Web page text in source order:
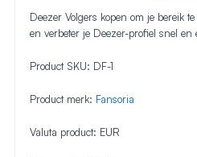
Deezer Volgers kopen om je bereik
en verbeter je Deezer-profiel snel en
Product SKU: DF-1
Product merk: Fansoria
Valuta product: EUR